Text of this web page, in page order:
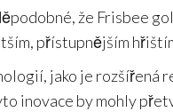
že Frisbee
přístupnějším
jako je rozšířená
inovace by mohly